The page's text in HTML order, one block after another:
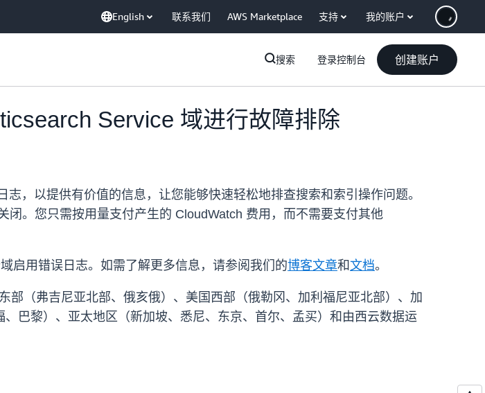
English 联系我们 AWS Marketplace 支持 我的账户
搜索 登录控制台 创建账户
Service 域进行故障排除
，以提供有价值的信息，让您能够快速轻松地排查搜索和索引操作问题。
闭。您只需按用量支付产生的 CloudWatch 费用，而不需要支付其他
启用错误日志。如需了解更多信息，请参阅我们的博客文章和文档。
（弗吉尼亚北部、俄亥俄）、美国西部（俄勒冈、加利福尼亚北部）、加
巴黎）、亚太地区（新加坡、悉尼、东京、首尔、孟买）和由西云数据运